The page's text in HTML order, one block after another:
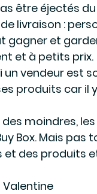
être éjectés
livraison :
gagner et
et à petits prix.
un vendeur est
produits car il
des moindres,
Box. Mais pas
des produits
Valentine